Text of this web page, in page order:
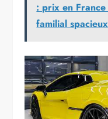
: prix en
familial